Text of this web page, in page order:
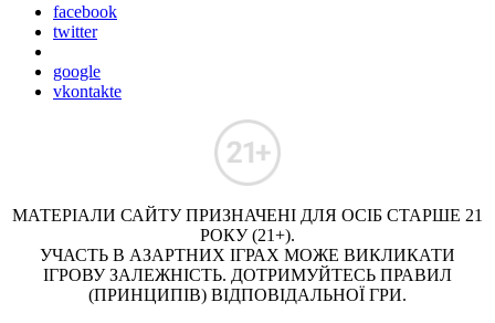
facebook
twitter
google
vkontakte
МАТЕРІАЛИ САЙТУ ПРИЗНАЧЕНІ ДЛЯ ОСІБ СТАРШЕ 21
РОКУ (21+).
УЧАСТЬ В АЗАРТНИХ ІГРАХ МОЖЕ ВИКЛИКАТИ
ІГРОВУ ЗАЛЕЖНІСТЬ. ДОТРИМУЙТЕСЬ ПРАВИЛ
(ПРИНЦИПІВ) ВІДПОВІДАЛЬНОЇ ГРИ.